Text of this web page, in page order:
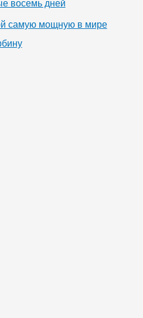
восемь дней
самую мощную в мире